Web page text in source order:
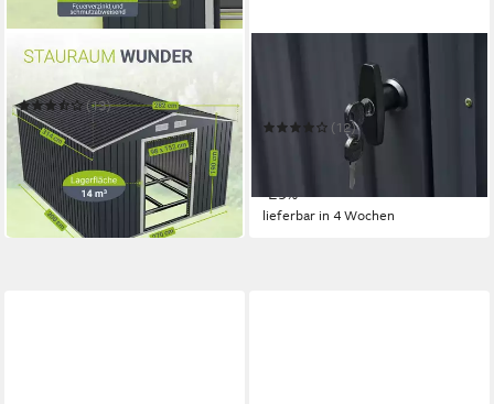
JUSKYS
(13)
409,99 €
14,71 €mtl. in 36 Raten
in 4-5 Werktagen bei dir
Gerätehaus Gartenhaus
Stefano maxi
(12)
UVP
959,99 €
mtl. in 48 Raten
-29%
lieferbar in 4 Wochen